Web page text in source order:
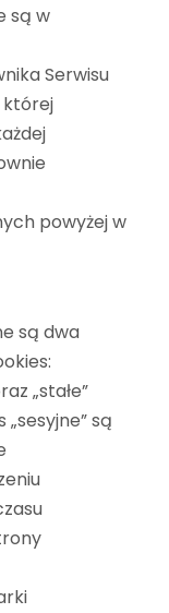
są w
Serwisu
której
powyżej w
są dwa
„stałe”
są